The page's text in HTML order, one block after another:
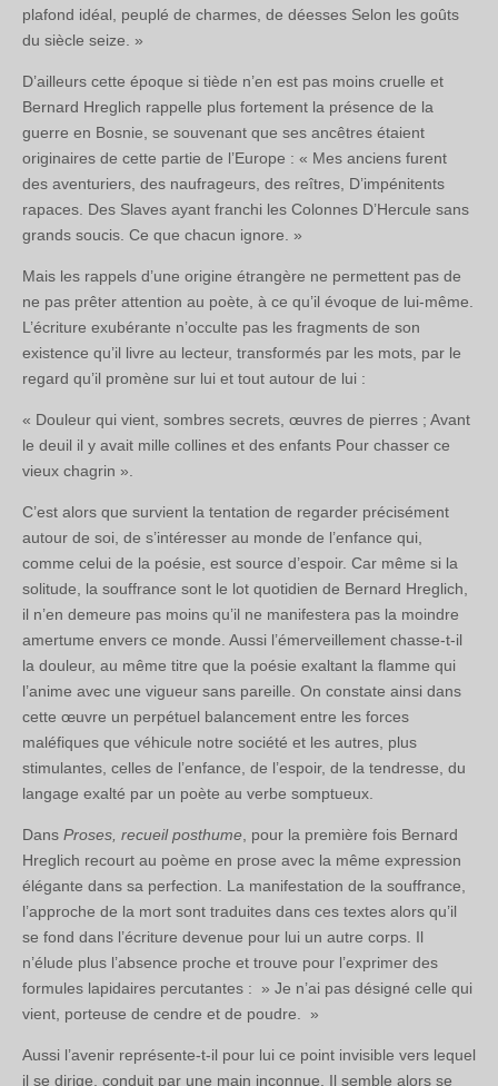
plafond idéal, peuplé de charmes, de déesses Selon les goûts
du siècle seize. »
D’ailleurs cette époque si tiède n’en est pas moins cruelle et
Bernard Hreglich rappelle plus fortement la présence de la
guerre en Bosnie, se souvenant que ses ancêtres étaient
originaires de cette partie de l’Europe : « Mes anciens furent
des aventuriers, des naufrageurs, des reîtres, D’impénitents
rapaces. Des Slaves ayant franchi les Colonnes D’Hercule sans
grands soucis. Ce que chacun ignore. »
Mais les rappels d’une origine étrangère ne permettent pas de
ne pas prêter attention au poète, à ce qu’il évoque de lui-même.
L’écriture exubérante n’occulte pas les fragments de son
existence qu’il livre au lecteur, transformés par les mots, par le
regard qu’il promène sur lui et tout autour de lui :
« Douleur qui vient, sombres secrets, œuvres de pierres ; Avant
le deuil il y avait mille collines et des enfants Pour chasser ce
vieux chagrin ».
C’est alors que survient la tentation de regarder précisément
autour de soi, de s’intéresser au monde de l’enfance qui,
comme celui de la poésie, est source d’espoir. Car même si la
solitude, la souffrance sont le lot quotidien de Bernard Hreglich,
il n’en demeure pas moins qu’il ne manifestera pas la moindre
amertume envers ce monde. Aussi l’émerveillement chasse-t-il
la douleur, au même titre que la poésie exaltant la flamme qui
l’anime avec une vigueur sans pareille. On constate ainsi dans
cette œuvre un perpétuel balancement entre les forces
maléfiques que véhicule notre société et les autres, plus
stimulantes, celles de l’enfance, de l’espoir, de la tendresse, du
langage exalté par un poète au verbe somptueux.
Dans Proses, recueil posthume , pour la première fois Bernard
Hreglich recourt au poème en prose avec la même expression
élégante dans sa perfection. La manifestation de la souffrance,
l’approche de la mort sont traduites dans ces textes alors qu’il
se fond dans l’écriture devenue pour lui un autre corps. Il
n’élude plus l’absence proche et trouve pour l’exprimer des
formules lapidaires percutantes : » Je n’ai pas désigné celle qui
vient, porteuse de cendre et de poudre. »
Aussi l’avenir représente-t-il pour lui ce point invisible vers lequel
il se dirige, conduit par une main inconnue. Il semble alors se